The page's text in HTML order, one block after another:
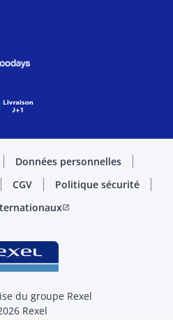
Données personnelles
CGV
Politique sécurité
open_in_new
du groupe Rexel
Rexel